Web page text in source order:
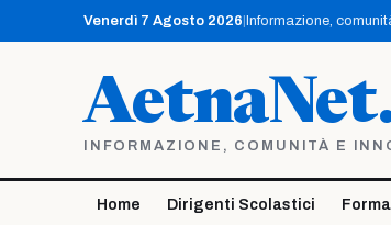
contenuto
Venerdì 7 Agosto 2026 Informazione,
INFORMAZIONE, COMUNITÀ E
Home Dirigenti Scolastici